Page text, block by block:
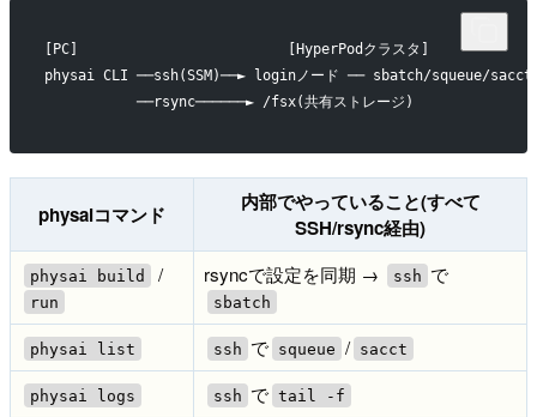
[PC]                         [HyperPodクラスタ]
physai CLI ──ssh(SSM)──► loginノード ── sbatch/squeue/
           ──rsync──────► /fsx(共有ストレージ)
physaiコマンド
内部でやっていること(すべて
SSH/rsync経由)
physai build /
run
rsyncで設定を同期 → ssh で
sbatch
physai list ssh で squeue / sacct
physai logs ssh で tail -f